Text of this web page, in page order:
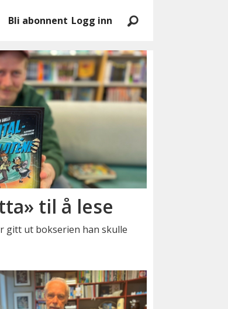
Bli abonnent Logg inn
til å lese
gitt ut bokserien han skulle